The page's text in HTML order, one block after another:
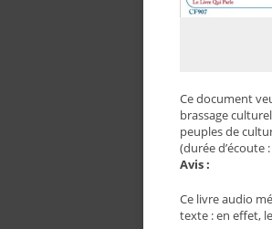
Ce document
brassage
peuples de
(durée d’écoute
Avis :
Ce livre audio
texte : en effet,